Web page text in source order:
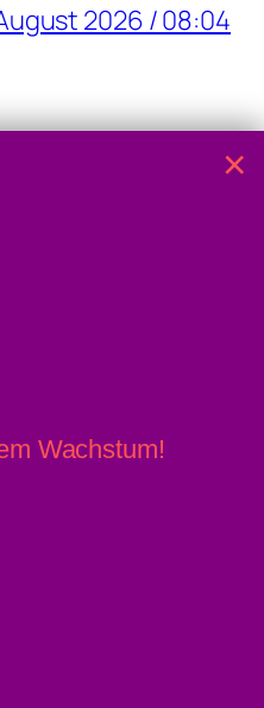
2026 / 08:04
August 2026 / 07:37
About
×
Wachstum!